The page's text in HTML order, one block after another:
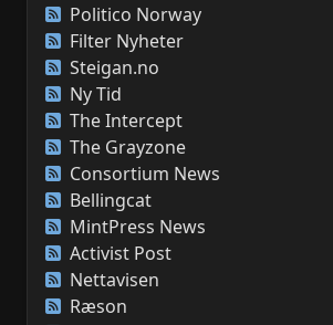
Politico Norway
Filter Nyheter
Steigan.no
Ny Tid
The Intercept
The Grayzone
Consortium News
Bellingcat
MintPress News
Activist Post
Nettavisen
Ræson